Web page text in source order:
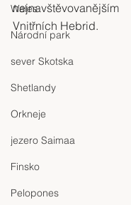
Wales
Národní park
sever Skotska
Shetlandy
Orkneje
jezero Saimaa
Finsko
Pelopones
Vnitřních Hebrid.